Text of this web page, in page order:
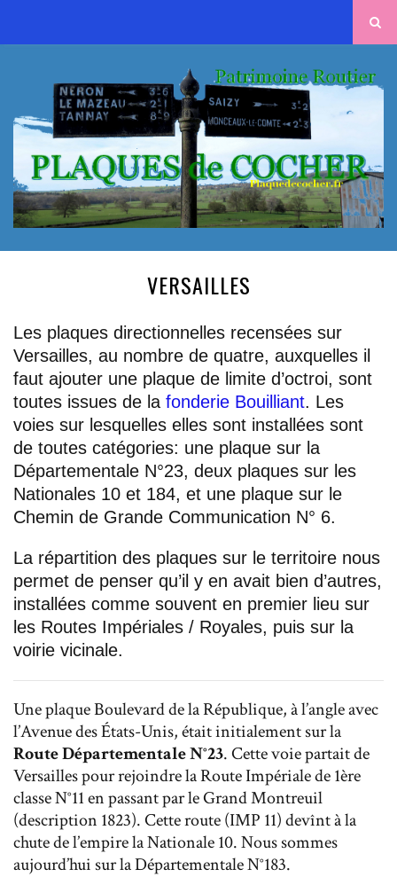
VERSAILLES
Les plaques directionnelles recensées sur
Versailles, au nombre de quatre, auxquelles il
faut ajouter une plaque de limite d’octroi, sont
toutes issues de la fonderie Bouilliant. Les
voies sur lesquelles elles sont installées sont
de toutes catégories: une plaque sur la
Départementale N°23, deux plaques sur les
Nationales 10 et 184, et une plaque sur le
Chemin de Grande Communication N° 6.
La répartition des plaques sur le territoire nous
permet de penser qu’il y en avait bien d’autres,
installées comme souvent en premier lieu sur
les Routes Impériales / Royales, puis sur la
voirie vicinale.
Une plaque Boulevard de la République, à l’angle avec
l’Avenue des États-Unis, était initialement sur la
Route Départementale N°23. Cette voie partait de
Versailles pour rejoindre la Route Impériale de 1ère
classe N°11 en passant par le Grand Montreuil
(description 1823). Cette route (IMP 11) devînt à la
chute de l’empire la Nationale 10. Nous sommes
aujourd’hui sur la Départementale N°183.